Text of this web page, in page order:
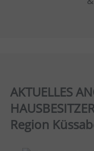
AKTUELLES
Region